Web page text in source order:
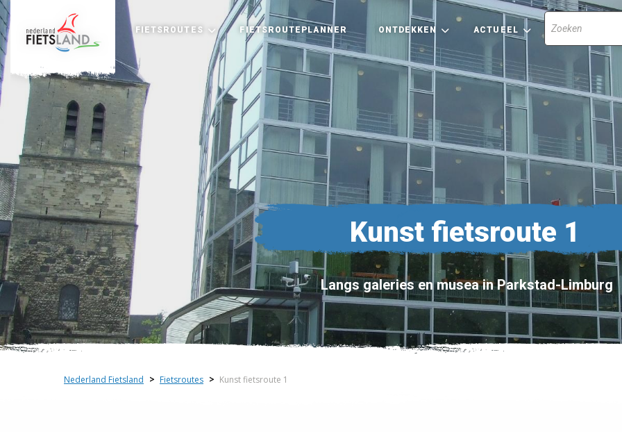
FIETSROUTES FIETSROUTEPLANNER ONTDEKKEN ACTUEEL
Kunst fietsroute 1
Langs galeries en musea in Parkstad-Limburg
Nederland Fietsland > Fietsroutes > Kunst fietsroute 1
+